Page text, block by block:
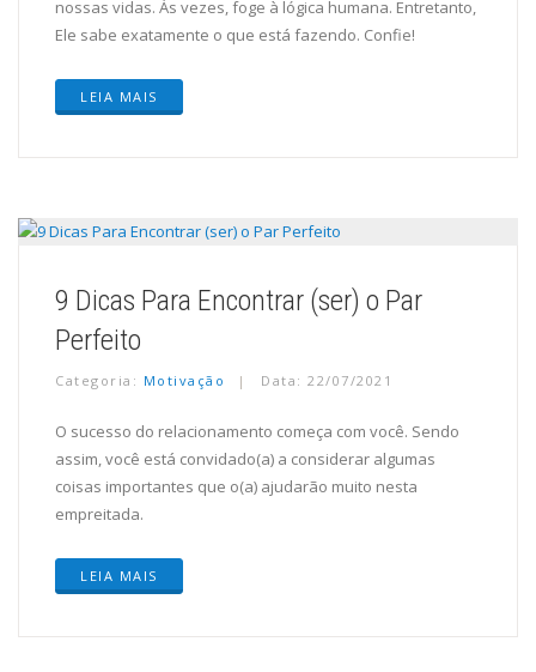
nossas vidas. Às vezes, foge à lógica humana. Entretanto,
Ele sabe exatamente o que está fazendo. Confie!
LEIA MAIS
9 Dicas Para Encontrar (ser) o Par
Perfeito
Categoria: Motivação Data: 22/07/2021
O sucesso do relacionamento começa com você. Sendo
assim, você está convidado(a) a considerar algumas
coisas importantes que o(a) ajudarão muito nesta
empreitada.
LEIA MAIS